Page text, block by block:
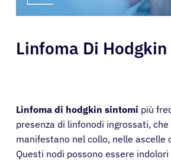
Linfoma Di
Linfoma di hodgkin sintomi più
presenza di linfonodi ingrossati, che
manifestano nel collo, nelle ascelle
Questi nodi possono essere